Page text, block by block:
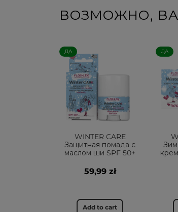
ВОЗМОЖНО,
ДА
WINTER CARE
Защитная помада с
маслом ши SPF 50+
59,99 zł
Add to cart
ДА